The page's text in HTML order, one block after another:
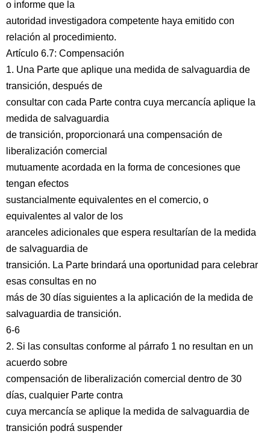
o informe que la
autoridad investigadora competente haya emitido con
relación al procedimiento.
Artículo 6.7: Compensación
1. Una Parte que aplique una medida de salvaguardia de
transición, después de
consultar con cada Parte contra cuya mercancía aplique la
medida de salvaguardia
de transición, proporcionará una compensación de
liberalización comercial
mutuamente acordada en la forma de concesiones que
tengan efectos
sustancialmente equivalentes en el comercio, o
equivalentes al valor de los
aranceles adicionales que espera resultarían de la medida
de salvaguardia de
transición. La Parte brindará una oportunidad para celebrar
esas consultas en no
más de 30 días siguientes a la aplicación de la medida de
salvaguardia de transición.
6-6
2. Si las consultas conforme al párrafo 1 no resultan en un
acuerdo sobre
compensación de liberalización comercial dentro de 30
días, cualquier Parte contra
cuya mercancía se aplique la medida de salvaguardia de
transición podrá suspender